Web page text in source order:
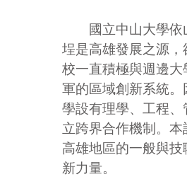
國立中山大學依山
埕是高雄發展之源
校一直積極與週邊
軍的區域創新系統
學設有理學、工程
立跨界合作機制。
高雄地區的一般與
新力量。